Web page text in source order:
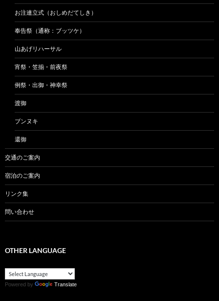
お注連立式（おしめだてしき）
奉告祭（通称：ブッツケ）
山あげリハーサル
宵祭・笠揃・前夜祭
例祭・出御・神幸祭
渡御
ブンヌキ
還御
交通のご案内
宿泊のご案内
リンク集
問い合わせ
OTHER LANGUAGE
Powered by Translate